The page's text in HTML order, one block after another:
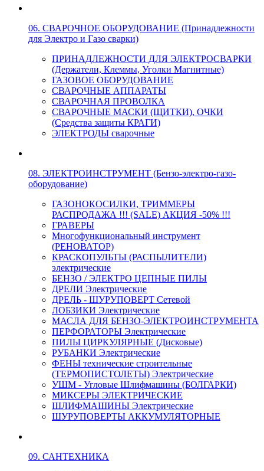
06. СВАРОЧНОЕ ОБОРУДОВАНИЕ (Принадлежности
для Электро и Газо сварки)
ПРИНАДЛЕЖНОСТИ ДЛЯ ЭЛЕКТРОСВАРКИ
(Держатели, Клеммы, Уголки Магнитные)
ГАЗОВОЕ ОБОРУДОВАНИЕ
СВАРОЧНЫЕ АППАРАТЫ
СВАРОЧНАЯ ПРОВОЛКА
СВАРОЧНЫЕ МАСКИ (ЩИТКИ), ОЧКИ
(Средства защиты КРАГИ)
ЭЛЕКТРОДЫ сварочные
08. ЭЛЕКТРОИНСТРУМЕНТ (Бензо-электро-газо-
оборудование)
ГАЗОНОКОСИЛКИ, ТРИММЕРЫ
РАСПРОДАЖА !!! (SALE) АКЦИЯ -50% !!!
ГРАВЕРЫ
Многофункциональный инструмент
(РЕНОВАТОР)
КРАСКОПУЛЬТЫ (РАСПЫЛИТЕЛИ)
электрические
БЕНЗО / ЭЛЕКТРО ЦЕПНЫЕ ПИЛЫ
ДРЕЛИ Электрические
ДРЕЛЬ - ШУРУПОВЕРТ Сетевой
ЛОБЗИКИ Электрические
МАСЛА ДЛЯ БЕНЗО-ЭЛЕКТРОИНСТРУМЕНТА
ПЕРФОРАТОРЫ Электрические
ПИЛЫ ЦИРКУЛЯРНЫЕ (Дисковые)
РУБАНКИ Электрические
ФЕНЫ технические строительные
(ТЕРМОПИСТОЛЕТЫ) Электрические
УШМ - Угловые Шлифмашины (БОЛГАРКИ)
МИКСЕРЫ ЭЛЕКТРИЧЕСКИЕ
ШЛИФМАШИНЫ Электрические
ШУРУПОВЕРТЫ АККУМУЛЯТОРНЫЕ
09. САНТЕХНИКА